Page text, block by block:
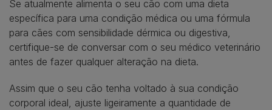
Se atualmente alimenta o seu cão com uma dieta
específica para uma condição médica ou uma fórmula
para cães com sensibilidade dérmica ou digestiva,
certifique-se de conversar com o seu médico veterinário
antes de fazer qualquer alteração na dieta.
Assim que o seu cão tenha voltado à sua condição
corporal ideal, ajuste ligeiramente a quantidade de